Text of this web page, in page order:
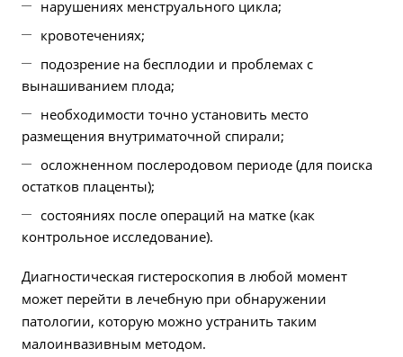
нарушениях менструального цикла;
кровотечениях;
подозрение на бесплодии и проблемах с
вынашиванием плода;
необходимости точно установить место
размещения внутриматочной спирали;
осложненном послеродовом периоде (для поиска
остатков плаценты);
состояниях после операций на матке (как
контрольное исследование).
Диагностическая гистероскопия в любой момент
может перейти в лечебную при обнаружении
патологии, которую можно устранить таким
малоинвазивным методом.